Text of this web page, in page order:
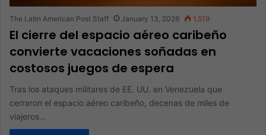
The Latin American Post Staff January 13, 2026 1,519
El cierre del espacio aéreo caribeño
convierte vacaciones soñadas en
costosos juegos de espera
Tras los ataques militares de EE. UU. en Venezuela que
cerraron el espacio aéreo caribeño, decenas de miles de
viajeros…